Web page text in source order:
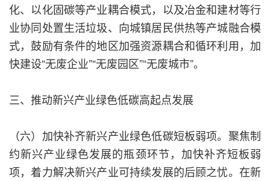
化、以化固碳等产业耦合模式，以及冶金和建材等行
业协同处置生活垃圾、向城镇居民供热等产城融合模
式，鼓励有条件的地区加强资源耦合和循环利用，加
快建设“无废企业”“无废园区”“无废城市”。
三、推动新兴产业绿色低碳高起点发展
（六）加快补齐新兴产业绿色低碳短板弱项。聚焦制
约新兴产业绿色发展的瓶颈环节，加快补齐短板弱
项，着力解决新兴产业可持续发展的后顾之忧。在新